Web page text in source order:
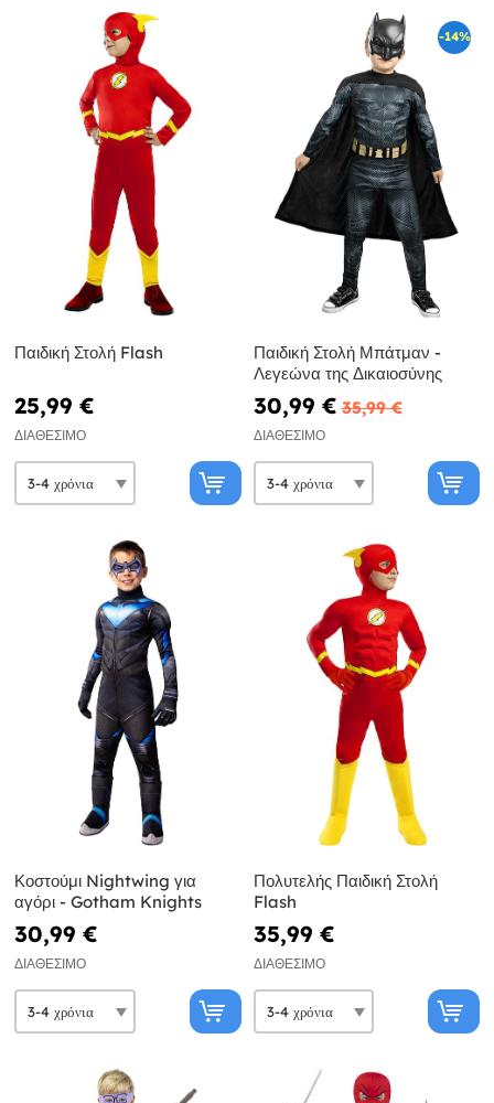
Παιδική Στολή Flash
25,99 €
ΔΙΑΘΈΣΙΜΟ
-14%
Παιδική Στολή Μπάτμαν -
Λεγεώνα της Δικαιοσύνης
30,99 € 35,99 €
ΔΙΑΘΈΣΙΜΟ
Κοστούμι Nightwing για
αγόρι - Gotham Knights
30,99 €
ΔΙΑΘΈΣΙΜΟ
Πολυτελής Παιδική Στολή
Flash
35,99 €
ΔΙΑΘΈΣΙΜΟ